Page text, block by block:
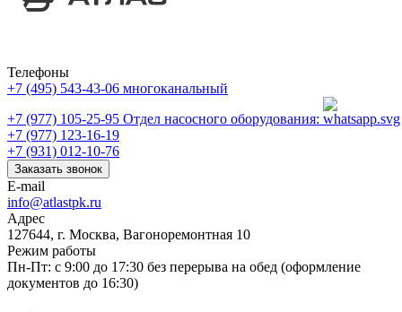
Телефоны
+7 (495) 543-43-06 многоканальный
+7 (977) 105-25-95 Отдел насосного оборудования:
+7 (977) 123-16-19
+7 (931) 012-10-76
Заказать звонок
E-mail
info@atlastpk.ru
Адрес
127644, г. Москва, Вагоноремонтная 10
Режим работы
Пн-Пт: с 9:00 до 17:30 без перерыва на обед (оформление
документов до 16:30)